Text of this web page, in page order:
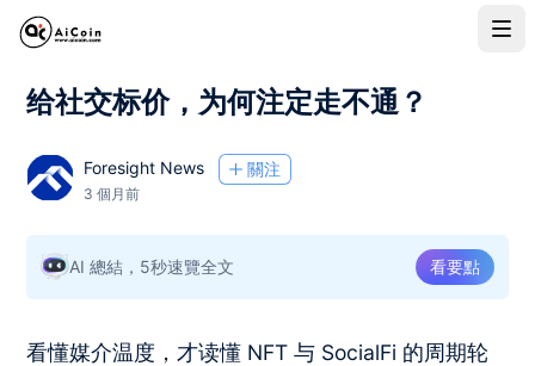
给社交标价，为何注定走不通？
Foresight News 關注
3 個月前
AI 總結，5秒速覽全文 看要點
看懂媒介温度，才读懂 NFT 与 SocialFi 的周期轮